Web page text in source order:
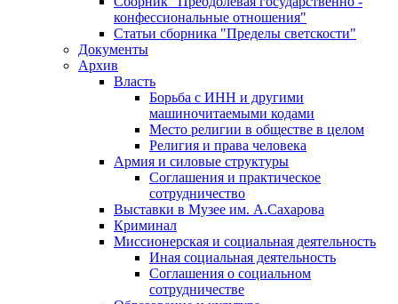
конфессиональные отношения"
Статьи сборника "Пределы светскости"
Документы
Архив
Власть
Борьба с ИНН и другими
машиночитаемыми кодами
Место религии в обществе в целом
Религия и права человека
Армия и силовые структуры
Соглашения и практическое
сотрудничество
Выставки в Музее им. А.Сахарова
Криминал
Миссионерская и социальная деятельность
Иная социальная деятельность
Соглашения о социальном
сотрудничестве